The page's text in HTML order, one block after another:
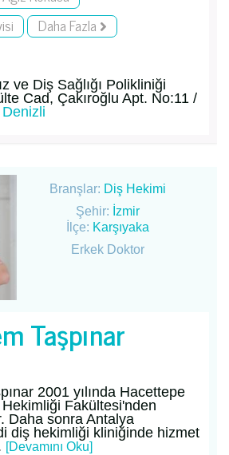
Daha Fazla
ve Diş Sağlığı Polikliniği
Cad, Çakıroğlu Apt. No:11 /
Denizli
Branşlar: Diş Hekimi
Şehir: İzmir
İlçe: Karşıyaka
Erkek Doktor
Taşpınar
2001 yılında Hacettepe
Fakültesi'nden
Daha sonra Antalya
diş hekimliği kliniğinde hizmet
[Devamını Oku]